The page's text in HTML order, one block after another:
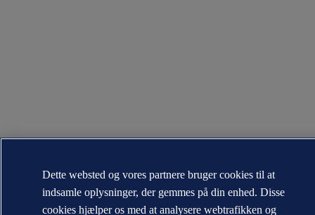
Dette websted og vores partnere bruger cookies til at
indsamle oplysninger, der gemmes på din enhed. Disse
cookies hjælper os med at analysere webtrafikken og